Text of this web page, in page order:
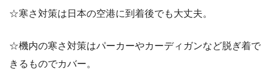
☆寒さ対策は日本の空港に到着後でも大丈夫。
☆機内の寒さ対策はパーカーやカーディガンなど脱ぎ着で
きるものでカバー。